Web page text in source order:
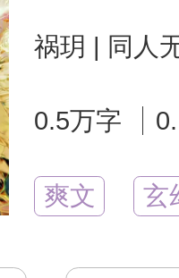
祸玥 | 同人
0.5万字
爽文 玄